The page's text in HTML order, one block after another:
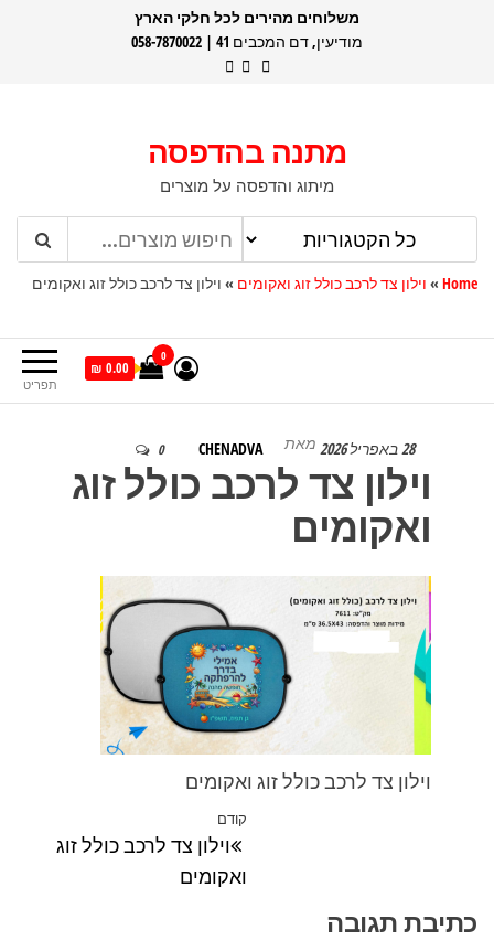
משלוחים מהירים לכל חלקי הארץ
מודיעין, דם המכבים 41 | 058-7870022
מתנה בהדפסה
מיתוג והדפסה על מוצרים
Home
» וילון צד לרכב כולל זוג ואקומים » וילון צד לרכב כולל זוג ואקומים
תפריט
0
0.00 ₪
28 באפריל 2026 מאת CHENADVA
0
וילון צד לרכב כולל זוג
ואקומים
וילון צד לרכב כולל זוג ואקומים
הפוסט
הקודם
קודם
וילון צד לרכב כולל זוג
ואקומים
כתיבת תגובה